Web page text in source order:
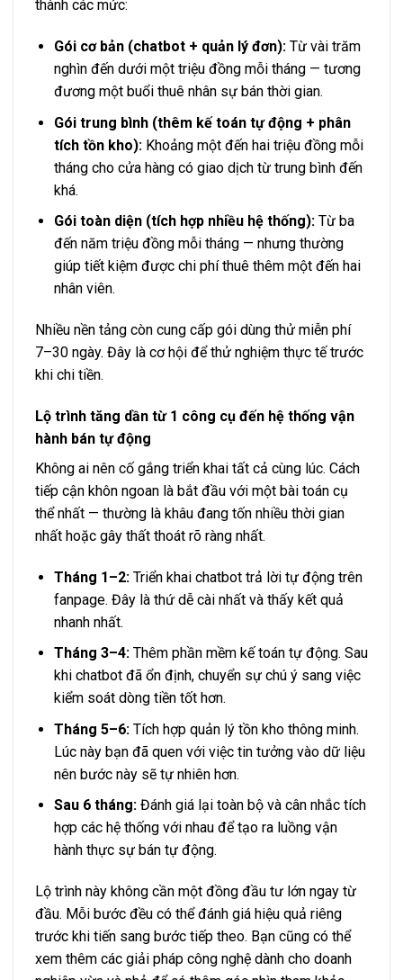
thành các mức:
Gói cơ bản (chatbot + quản lý đơn):Từ vài trăm
nghìn đến dưới một triệu đồng mỗi tháng — tương
đương một buổi thuê nhân sự bán thời gian.
Gói trung bình (thêm kế toán tự động + phân
tích tồn kho):Khoảng một đến hai triệu đồng mỗi
tháng cho cửa hàng có giao dịch từ trung bình đến
khá.
Gói toàn diện (tích hợp nhiều hệ thống):Từ ba
đến năm triệu đồng mỗi tháng — nhưng thường
giúp tiết kiệm được chi phí thuê thêm một đến hai
nhân viên.
Nhiều nền tảng còn cung cấp gói dùng thử miễn phí
7–30 ngày. Đây là cơ hội để thử nghiệm thực tế trước
khi chi tiền.
Lộ trình tăng dần từ 1 công cụ đến hệ thống vận
hành bán tự động
Không ai nên cố gắng triển khai tất cả cùng lúc. Cách
tiếp cận khôn ngoan là bắt đầu với một bài toán cụ
thể nhất — thường là khâu đang tốn nhiều thời gian
nhất hoặc gây thất thoát rõ ràng nhất.
Tháng 1–2:Triển khai chatbot trả lời tự động trên
fanpage. Đây là thứ dễ cài nhất và thấy kết quả
nhanh nhất.
Tháng 3–4:Thêm phần mềm kế toán tự động. Sau
khi chatbot đã ổn định, chuyển sự chú ý sang việc
kiểm soát dòng tiền tốt hơn.
Tháng 5–6:Tích hợp quản lý tồn kho thông minh.
Lúc này bạn đã quen với việc tin tưởng vào dữ liệu
nên bước này sẽ tự nhiên hơn.
Sau 6 tháng:Đánh giá lại toàn bộ và cân nhắc tích
hợp các hệ thống với nhau để tạo ra luồng vận
hành thực sự bán tự động.
Lộ trình này không cần một đồng đầu tư lớn ngay từ
đầu. Mỗi bước đều có thể đánh giá hiệu quả riêng
trước khi tiến sang bước tiếp theo. Bạn cũng có thể
xem thêm các giải pháp công nghệ dành cho doanh